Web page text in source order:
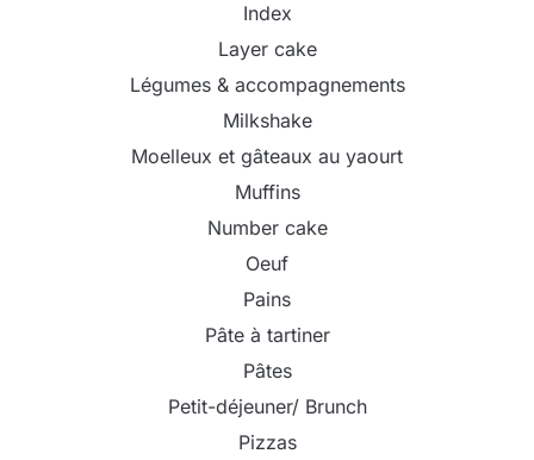
Index
Layer cake
Légumes & accompagnements
Milkshake
Moelleux et gâteaux au yaourt
Muffins
Number cake
Oeuf
Pains
Pâte à tartiner
Pâtes
Petit-déjeuner/ Brunch
Pizzas